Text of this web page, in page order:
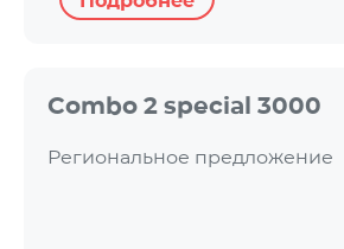
Combo 2 special 3000
Региональное предложение